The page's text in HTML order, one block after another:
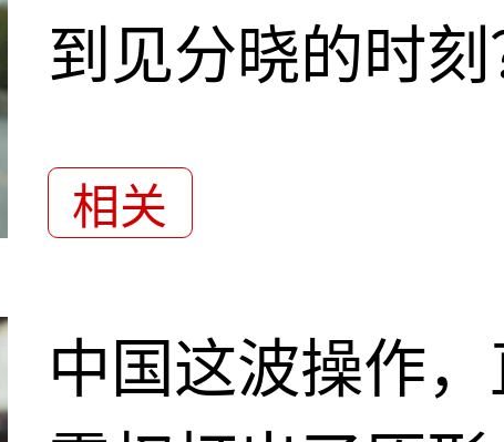
到见分晓的时
相关
中国这波操作